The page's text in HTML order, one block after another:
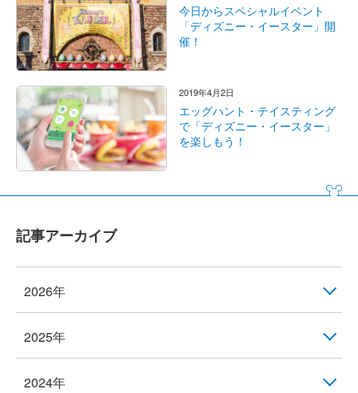
今日からスペシャルイベント
「ディズニー・イースター」開
催！
2019年4月2日
エッグハント・テイスティング
で「ディズニー・イースター」
を楽しもう！
記事アーカイブ
2026年
2025年
2024年